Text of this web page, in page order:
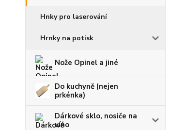
Hnky pro laserování
Hrnky na potisk
Nože Opinel a jiné
Do kuchyně (nejen
prkénka)
Dárkové sklo, nosiče na
víno